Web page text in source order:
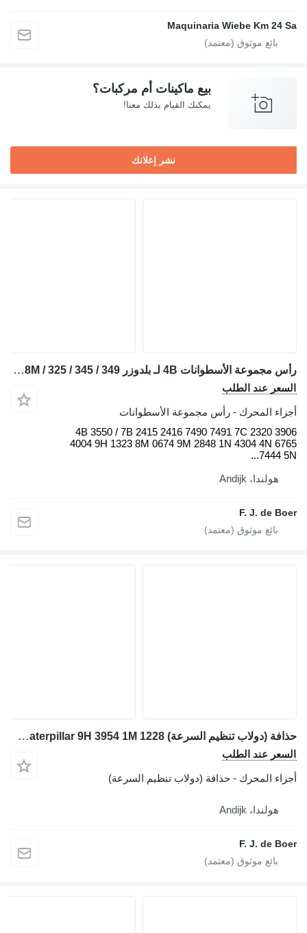
Maquinaria Wiebe Km 24 Sa
بيع ماكينات أم مركبات؟
يمكنك القيام بذلك معنا!
نشر إعلانك
رأس مجموعة الأسطوانات 4B لـ بلدوزر Caterpillar D2 / D4 / D5 / D6 / D7 / D8 / 920 / 926 / 928 / 930 / 950 / 966 / 972 / 14M / 16M / 18M / 325 / 345 / 349
السعر عند الطلب
أجزاء المحرك - رأس مجموعة الأسطوانات
4B 3550 / 7B 2415 2416 7490 7491 7C 2320 3906
4004 9H 1323 8M 0674 9M 2848 1N 4304 4N 6765
7444 5N...
هولندا، Andijk
F. J. de Boer
حذافة (دولاب تنظيم السرعة) Caterpillar 9H 3954 1M 1228 لـ بلدوزر Caterpillar D4C ,D4D , D5 ,D6B
السعر عند الطلب
أجزاء المحرك - حذافة (دولاب تنظيم السرعة)
هولندا، Andijk
F. J. de Boer